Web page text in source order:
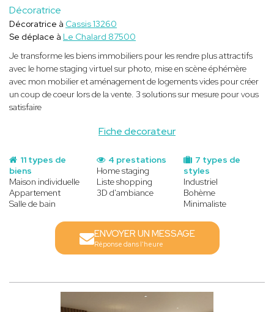
Décoratrice
Fiche decorateur
Décoratrice à Cassis 13260
Se déplace à Le Chalard 87500
Je transforme les biens immobiliers pour les rendre plus attractifs
avec le home staging virtuel sur photo, mise en scène éphémère
avec mon mobilier et aménagement de logements vides pour créer
un coup de coeur lors de la vente. 3 solutions sur mesure pour vous
satisfaire
11 types de
biens
Maison individuelle
Appartement
Salle de bain
7 types de
styles
Industriel
Bohème
Minimaliste
4 prestations
Home staging
Liste shopping
3D d'ambiance
ENVOYER UN MESSAGE
Réponse dans l'heure